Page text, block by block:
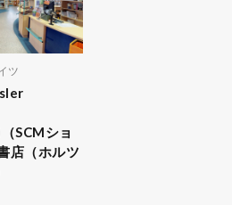
ツ
SCMショ
店（ホルツ